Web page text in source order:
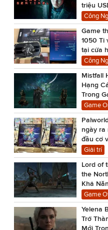
triệu
Công
Game
1050 Ti
tại cửa
chạy
Công
Mistfall
Hạng
Trong
Game
ngày ra
đầu cơ
USD
Giải trí
Lord of
the
Khả
Game
Yelena
Trở
Mới